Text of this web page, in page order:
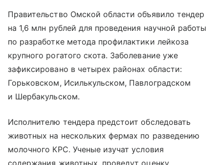
Правительство Омской области объявило тендер
на 1,6 млн рублей для проведения научной работы
по разработке метода профилактики лейкоза
крупного рогатого скота. Заболевание уже
зафиксировано в четырех районах области:
Горьковском, Исилькульском, Павлоградском
и Шербакульском.
Исполнителю тендера предстоит обследовать
животных на нескольких фермах по разведению
молочного КРС. Ученые изучат условия
содержания животных, проведут оценку